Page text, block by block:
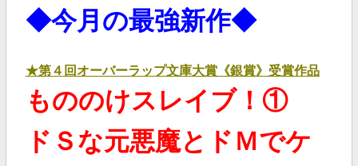
◆今月の最強新作◆
★第４回オーバーラップ文庫大賞《銀賞》受賞作品
もののけスレイブ！①
ドＳな元悪魔とドＭでケ